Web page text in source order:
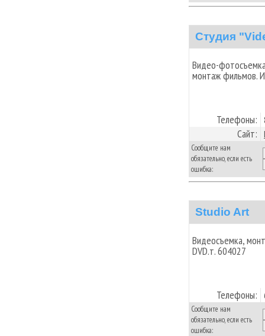
Студия
Видео-
монтаж фильмов.
Телефоны:
Сайт:
Сообщите нам
обязательно, если есть
ошибка:
Studio Art
Видеосъемка,
DVD.т. 604027
Телефоны:
Сообщите нам
обязательно, если есть
ошибка: